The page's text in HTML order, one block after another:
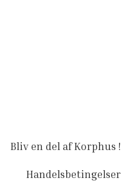
Bliv en del af Korphus !
Handelsbetingelser